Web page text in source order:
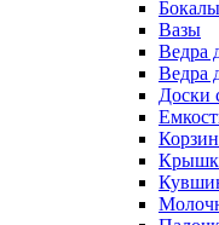
Вазы
Ведра
Ведра
Доски